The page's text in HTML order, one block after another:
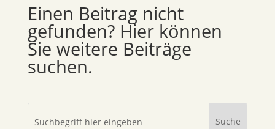
Einen Beitrag nicht
gefunden? Hier können
Sie weitere Beiträge
suchen.